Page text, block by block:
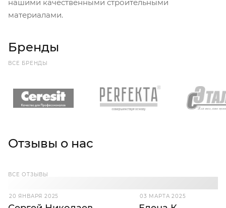
нашими качественными строительными
материалами.
Бренды
ВСЕ БРЕНДЫ
Отзывы о нас
ВСЕ ОТЗЫВЫ
20 ЯНВАРЯ 2025 03 МАРТА 2025